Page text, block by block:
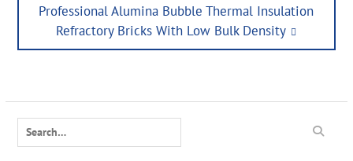
Next
post:
Professional Alumina Bubble Thermal Insulation
Refractory Bricks With Low Bulk Density
Search